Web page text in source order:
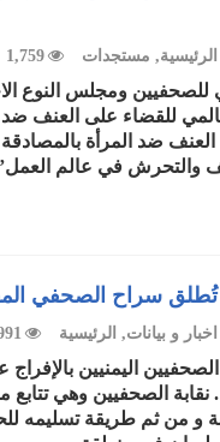
الرئيسية, مستجدات 1,759
للقضاء على العنف
والتحرش في عالم
سراح الصحفي
اخبار و بيانات, الرئيسية
اليمنيين
نقابة الصحفيين وهي
و من ثم طريقة تسليمه